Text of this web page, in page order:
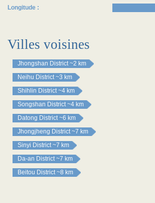
Longitude :
Villes voisines
Jhongshan District ~2 km
Neihu District ~3 km
Shihlin District ~4 km
Songshan District ~4 km
Datong District ~6 km
Jhongjheng District ~7 km
Sinyi District ~7 km
Da-an District ~7 km
Beitou District ~8 km